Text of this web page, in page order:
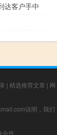
达客户手中
| 精选推荐文章 | 网
说明，我们
合作